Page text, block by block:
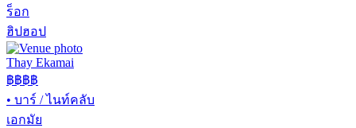
ร็อก
ฮิปฮอป
Thay Ekamai
฿฿฿฿
• บาร์ / ไนท์คลับ
เอกมัย